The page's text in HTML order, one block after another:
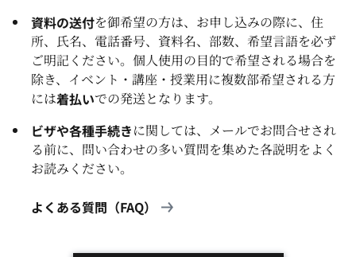
資料の送付を御希望の方は、お申し込みの際に、住
所、氏名、電話番号、資料名、部数、希望言語を必ず
ご明記ください。個人使用の目的で希望される場合を
除き、イベント・講座・授業用に複数部希望される方
には着払いでの発送となります。
ビザや各種手続きに関しては、メールでお問合せされ
る前に、問い合わせの多い質問を集めた各説明をよく
お読みください。
よくある質問（FAQ）